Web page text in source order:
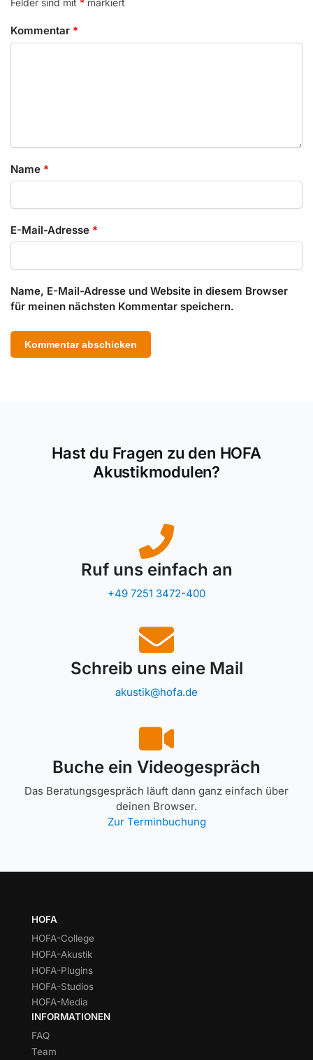
Felder sind mit * markiert
Kommentar *
Name *
E-Mail-Adresse *
Name, E-Mail-Adresse und Website in diesem Browser
für meinen nächsten Kommentar speichern.
Hast du Fragen zu den HOFA
Akustikmodulen?
Ruf uns einfach an
+49 7251 3472-400
Schreib uns eine Mail
akustik@hofa.de
Buche ein Videogespräch
Das Beratungsgespräch läuft dann ganz einfach über
deinen Browser.
Zur Terminbuchung
HOFA
HOFA-College
HOFA-Akustik
HOFA-Plugins
HOFA-Studios
HOFA-Media
INFORMATIONEN
FAQ
Team